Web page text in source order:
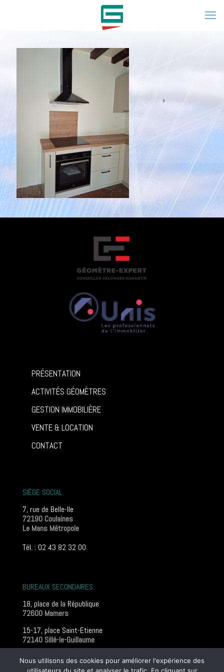
PRÉSENTATION
ACTIVITÉS GÉOMÈTRES
GESTION IMMOBILIÈRE
VENTE & LOCATION
CONTACT
SIÈGE SOCIAL
7, rue de Belle-Ile
72190 Coulaines
Le Mans Métropole
Tél. : 02 43 82 32 00
BUREAUX SECONDAIRES
18, place de la République
72600 Mamers
15-17, place Saint-Etienne
72140 Sillé-le-Guillaume
Mentions légales
Nous utilisons des cookies pour améliorer l'expérience des